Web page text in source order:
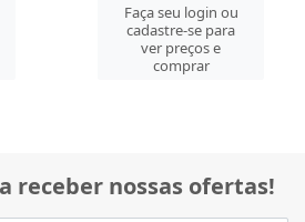
Faça seu login ou
cadastre-se para
ver preços e
comprar
receber nossas ofertas!